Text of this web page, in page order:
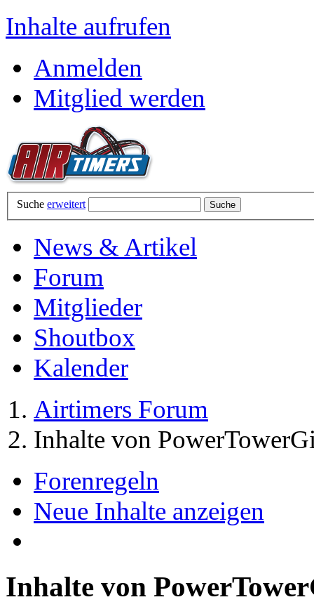
Inhalte aufrufen
Anmelden
Mitglied werden
Suche erweitert
News & Artikel
Forum
Mitglieder
Shoutbox
Kalender
Airtimers Forum
Inhalte von
Forenregeln
Neue Inhalte anzeigen
Inhalte von